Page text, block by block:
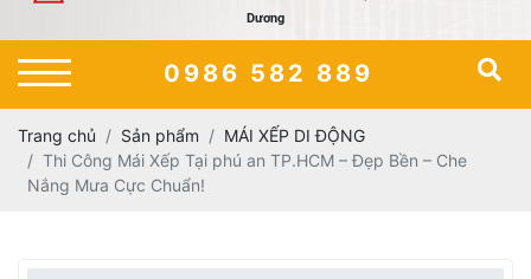
Dương
0986 582 889
Trang chủ Sản phẩm
MÁI XẾP DI ĐỘNG
Thi Công Mái Xếp Tại phú an TP.HCM – Đẹp Bền – Che
Nắng Mưa Cực Chuẩn!